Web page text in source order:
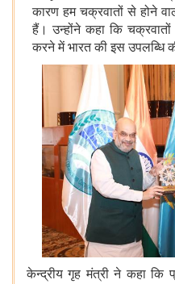
कारण हम चक्रवातों से होने
हैं। उन्होंने कहा कि
करने में भारत की इस उपलब्धि
केन्द्रीय गृह मंत्री ने कहा कि